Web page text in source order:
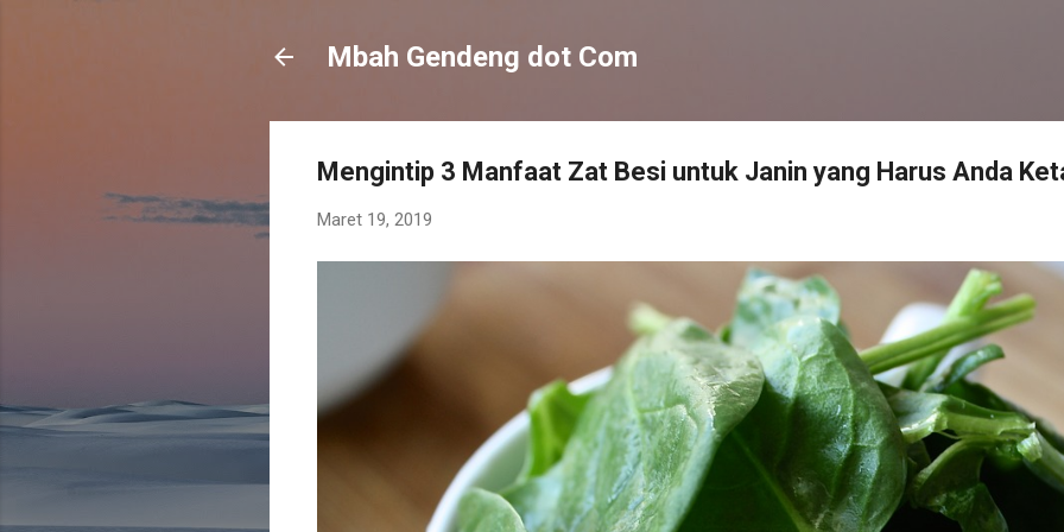
Mbah Gendeng dot Com
Mengintip 3 Manfaat Zat Besi untuk Janin yang Harus Anda
Maret 19, 2019